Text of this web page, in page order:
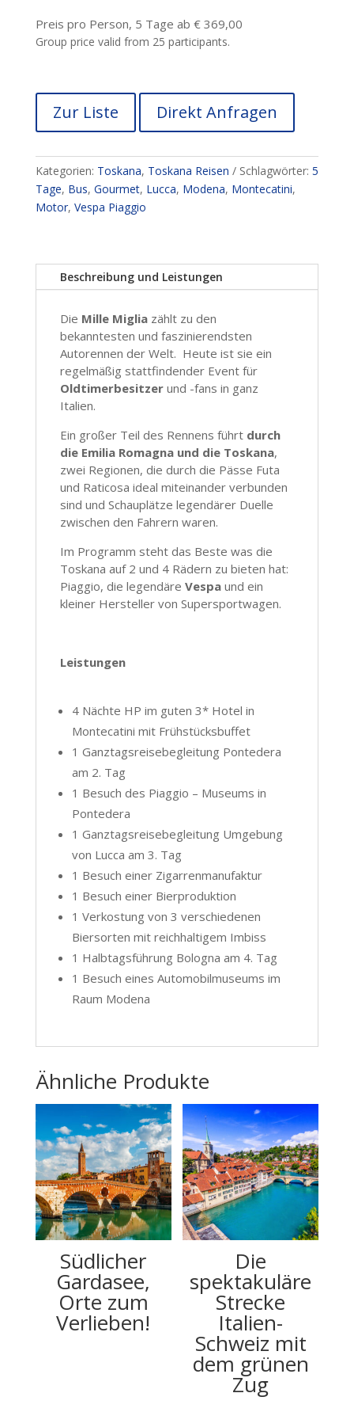
Preis pro Person, 5 Tage ab € 369,00
Group price valid from 25 participants.
Zur Liste Direkt Anfragen
Kategorien: Toskana, Toskana Reisen Schlagwörter: 5
Tage, Bus, Gourmet, Lucca, Modena, Montecatini,
Motor, Vespa Piaggio
Beschreibung und Leistungen
Die Mille Migliazählt zu den
bekanntesten und faszinierendsten
Autorennen der Welt. Heute ist sie ein
regelmäßig stattfindender Event für
Oldtimerbesitzerund -fans in ganz
Italien.
Ein großer Teil des Rennens führt durch
die Emilia Romagna und die Toskana,
zwei Regionen, die durch die Pässe Futa
und Raticosa ideal miteinander verbunden
sind und Schauplätze legendärer Duelle
zwischen den Fahrern waren.
Im Programm steht das Beste was die
Toskana auf 2 und 4 Rädern zu bieten hat:
Piaggio, die legendäre Vespaund ein
kleiner Hersteller von Supersportwagen.
Leistungen
4 Nächte HP im guten 3* Hotel in
Montecatini mit Frühstücksbuffet
1 Ganztagsreisebegleitung Pontedera
am 2. Tag
1 Besuch des Piaggio – Museums in
Pontedera
1 Ganztagsreisebegleitung Umgebung
von Lucca am 3. Tag
1 Besuch einer Zigarrenmanufaktur
1 Besuch einer Bierproduktion
1 Verkostung von 3 verschiedenen
Biersorten mit reichhaltigem Imbiss
1 Halbtagsführung Bologna am 4. Tag
1 Besuch eines Automobilmuseums im
Raum Modena
Ähnliche Produkte
Südlicher
Gardasee,
Orte zum
Verlieben!
Die
spektakuläre
Strecke
Italien-
Schweiz mit
dem grünen
Zug